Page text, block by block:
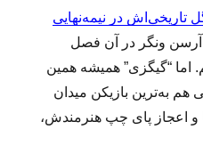
تاریخی‌اش در نیمه‌نهایی
آرسن ونگر در آن فصل
سپرده‌ایم. اما “گیگزی” همیشه همین
هم به‌ترین بازیکن میدان
اعجاز پای چپ هنرمندش،